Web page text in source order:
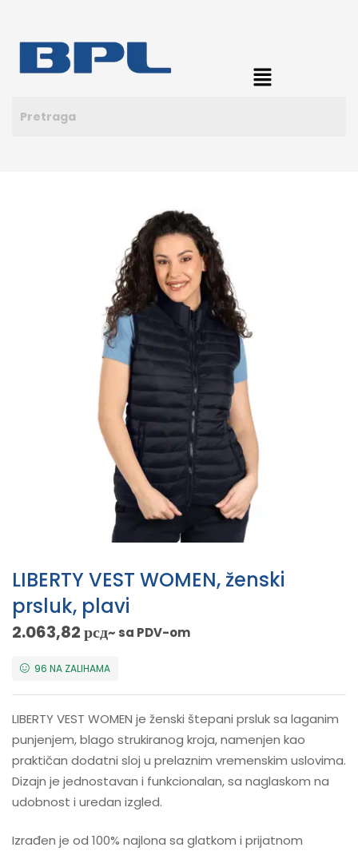
LIBERTY VEST WOMEN, ženski
prsluk, plavi
2.063,82рсд~ sa PDV-om
96 NA ZALIHAMA
LIBERTY VEST WOMEN je ženski štepani prsluk sa laganim
punjenjem, blago strukiranog kroja, namenjen kao
praktičan dodatni sloj u prelaznim vremenskim uslovima.
Dizajn je jednostavan i funkcionalan, sa naglaskom na
udobnost i uredan izgled.
Izrađen je od 100% najlona sa glatkom i prijatnom